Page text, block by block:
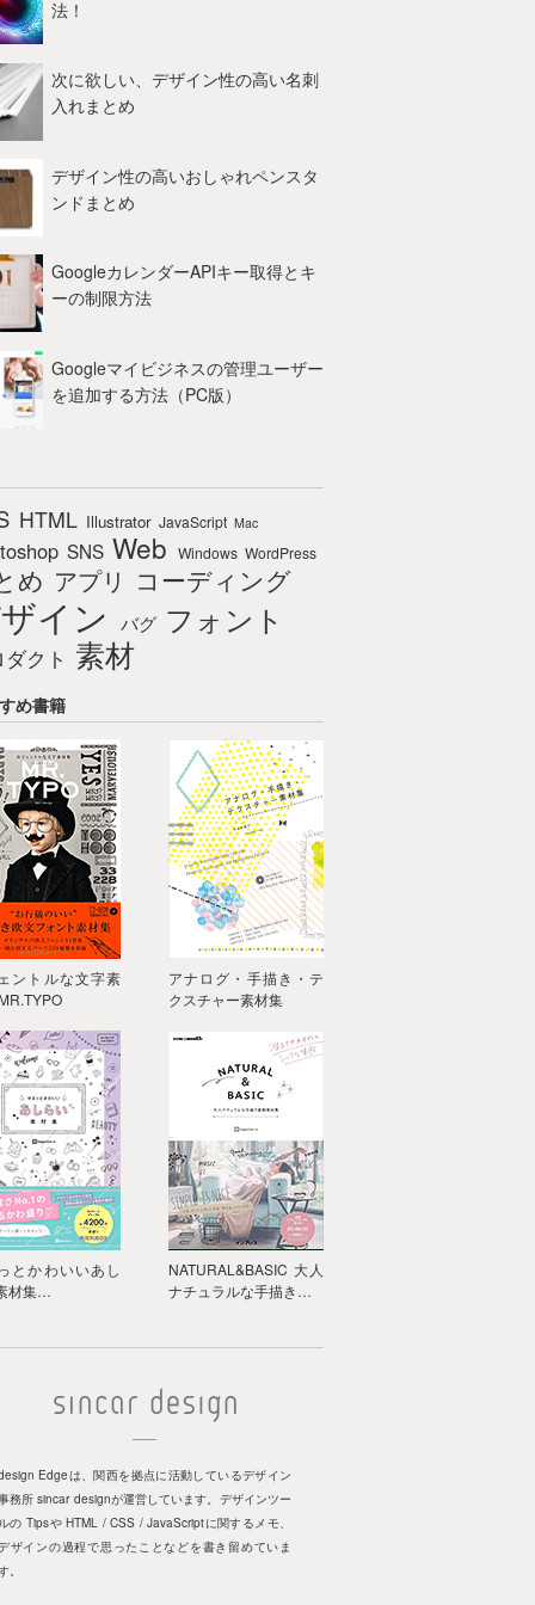
法！
次に欲しい、デザイン性の高い名刺
入れまとめ
デザイン性の高いおしゃれペンスタ
ンドまとめ
GoogleカレンダーAPIキー取得とキ
ーの制限方法
Googleマイビジネスの管理ユーザー
を追加する方法（PC版）
HTML Illustrator JavaScript Mac
SNS Web Windows WordPress
め アプリ コーディング
イン バグ フォント
クト 素材
め書籍
ントルな文字素
アナログ・手描き・テ
クスチャー素材集
とかわいいあし
材集…
NATURAL&BASIC 大人
ナチュラルな手描き…
Edgeは、関西を拠点に活動しているデザイン
務所 sincar designが運営しています。デザインツー
の Tipsや HTML / CSS / JavaScriptに関するメモ、
ザインの過程で思ったことなどを書き留めていま
。